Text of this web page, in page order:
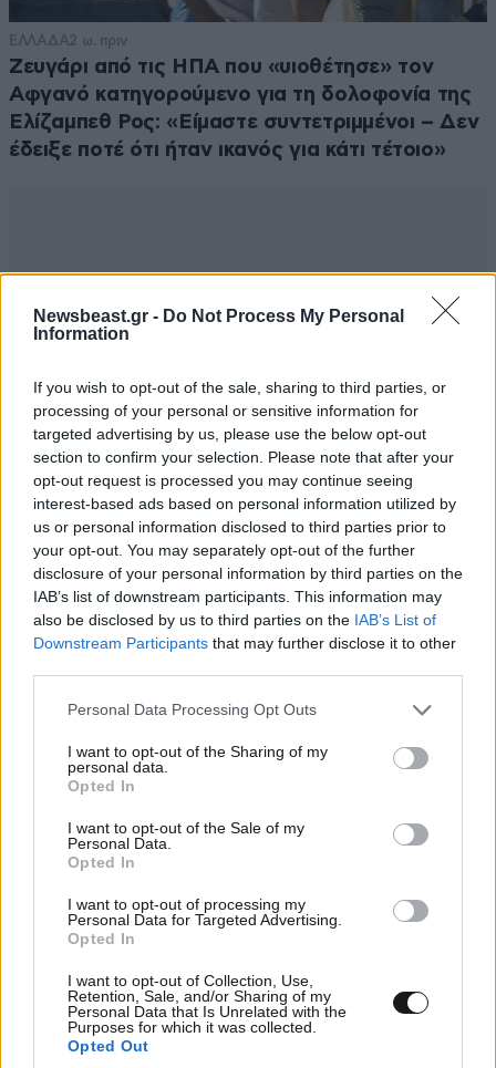
Newsbeast.gr - Do Not Process My Personal
Information
If you wish to opt-out of the sale, sharing to third parties, or
processing of your personal or sensitive information for
targeted advertising by us, please use the below opt-out
section to confirm your selection. Please note that after your
opt-out request is processed you may continue seeing
interest-based ads based on personal information utilized by
us or personal information disclosed to third parties prior to
your opt-out. You may separately opt-out of the further
disclosure of your personal information by third parties on the
IAB’s list of downstream participants. This information may
also be disclosed by us to third parties on the IAB’s List of
Downstream Participants that may further disclose it to other
Please note that this website/app uses one or more Google
not limited to your visit or usage behaviour. You may click to
grant or deny consent to Google and its third-party tags to
use your data for below specified purposes in below Google
consent section.
Personal Data Processing Opt Outs
I want to opt-out of the Sharing of my
personal data.
Opted In
I want to opt-out of the Sale of my
Personal Data.
Opted In
I want to opt-out of processing my
Personal Data for Targeted Advertising.
Opted In
I want to opt-out of Collection, Use,
Retention, Sale, and/or Sharing of my
Personal Data that Is Unrelated with the
Purposes for which it was collected.
Opted Out
ΕΛΛΑΔΑ2 ω. πριν
Ζευγάρι από τις ΗΠΑ που «υιοθέτησε» τον
Αφγανό κατηγορούμενο για τη δολοφονία της
Ελίζαμπεθ Ρος: «Είμαστε συντετριμμένοι – Δεν
έδειξε ποτέ ότι ήταν ικανός για κάτι τέτοιο»